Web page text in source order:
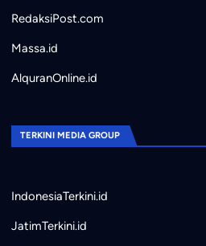
RedaksiPost.com
Massa.id
AlquranOnline.id
TERKINI MEDIA GROUP
IndonesiaTerkini.id
JatimTerkini.id